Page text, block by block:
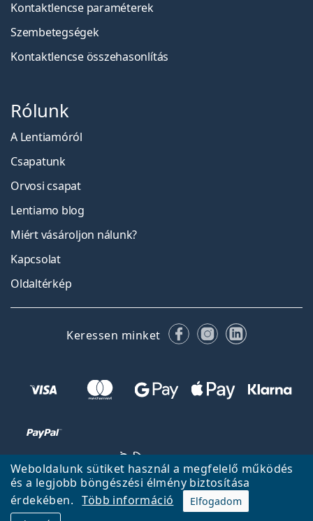
Weboldalunk sütiket használ a megfelelő működés
és a legjobb böngészési élmény biztosítása
érdekében.
Több információ
Elfogadom
Kontaktlencse paraméterek
Szembetegségek
Kontaktlencse összehasonlítás
Rólunk
A Lentiamóról
Csapatunk
Orvosi csapat
Lentiamo blog
Miért vásároljon nálunk?
Kapcsolat
Oldaltérkép
Keressen minket FacebookInstagram
LinkedIn
Fel